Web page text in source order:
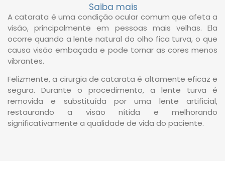
Saiba mais
A catarata é uma condição ocular comum que afeta a
visão, principalmente em pessoas mais velhas. Ela
ocorre quando a lente natural do olho fica turva, o que
causa visão embaçada e pode tornar as cores menos
vibrantes.
Felizmente, a cirurgia de catarata é altamente eficaz e
segura. Durante o procedimento, a lente turva é
removida e substituída por uma lente artificial,
restaurando a visão nítida e melhorando
significativamente a qualidade de vida do paciente.